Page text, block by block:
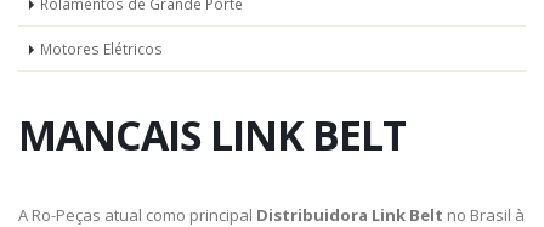
Motores Elétricos
MANCAIS LINK BELT
A Ro-Peças atual como principal Distribuidora Link Belt no Brasil à